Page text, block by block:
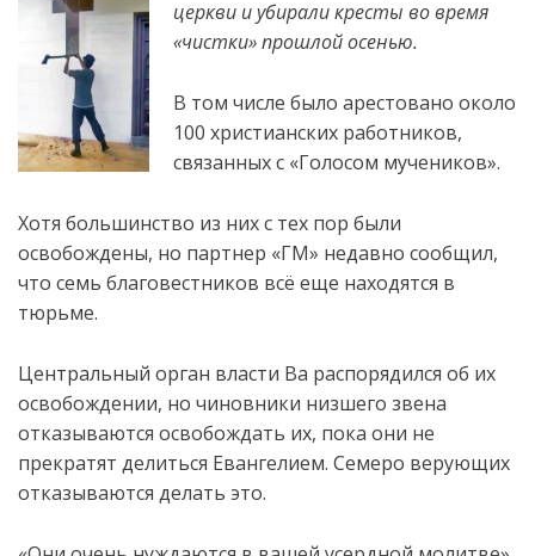
церкви и убирали кресты во время
«чистки» прошлой осенью.
В том числе было арестовано около
100 христианских работников,
связанных с «Голосом мучеников».
Хотя большинство из них с тех пор были
освобождены, но партнер «ГМ» недавно сообщил,
что семь благовестников всё еще находятся в
тюрьме.
Центральный орган власти Ва распорядился об их
освобождении, но чиновники низшего звена
отказываются освобождать их, пока они не
прекратят делиться Евангелием. Семеро верующих
отказываются делать это.